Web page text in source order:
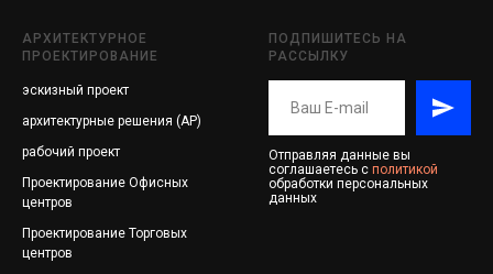
АРХИТЕКТУРНОЕ
ПРОЕКТИРОВАНИЕ
эскизный проект
архитектурные решения (АР)
рабочий проект
Проектирование Офисных
центров
Проектирование Торговых
центров
ПОДПИШИТЕСЬ НА
РАССЫЛКУ
Отправляя данные вы
соглашаетесь с политикой
обработки персональных
данных